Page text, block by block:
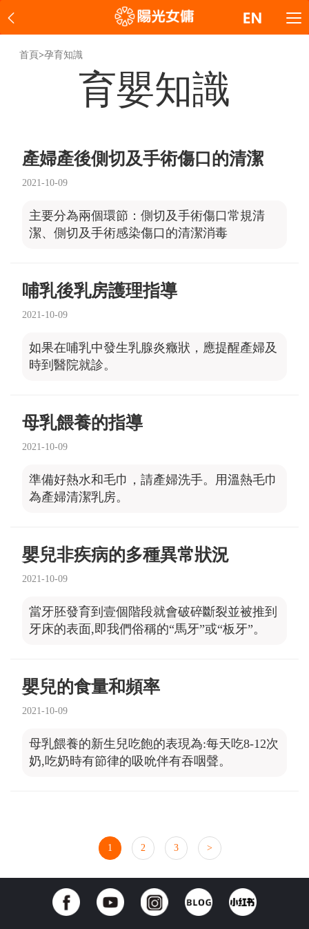
首頁>孕育知識
育嬰知識
產婦產後側切及手術傷口的清潔
2021-10-09
主要分為兩個環節：側切及手術傷口常規清
潔、側切及手術感染傷口的清潔消毒
哺乳後乳房護理指導
2021-10-09
如果在哺乳中發生乳腺炎癥狀，應提醒產婦及
時到醫院就診。
母乳餵養的指導
2021-10-09
準備好熱水和毛巾，請產婦洗手。用溫熱毛巾
為產婦清潔乳房。
嬰兒非疾病的多種異常狀況
2021-10-09
當牙胚發育到壹個階段就會破碎斷裂並被推到
牙床的表面,即我們俗稱的“馬牙”或“板牙”。
嬰兒的食量和頻率
2021-10-09
母乳餵養的新生兒吃飽的表現為:每天吃8-12次
奶,吃奶時有節律的吸吮伴有吞咽聲。
1 2 3 >